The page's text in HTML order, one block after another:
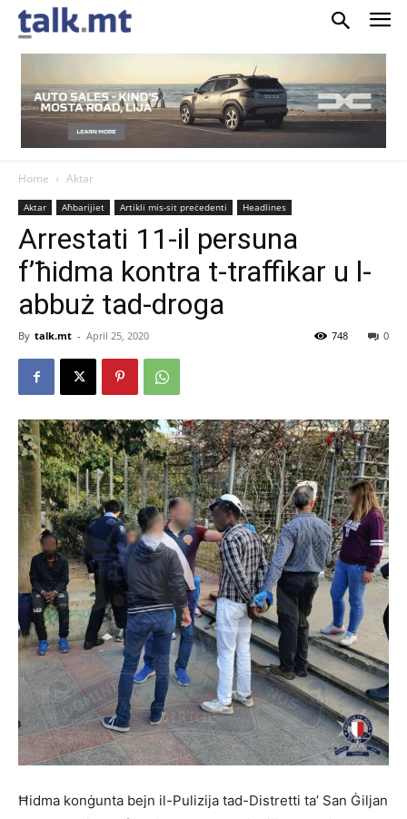
Home Aktar
Aktar Aħbarijiet Artikli mis-sit preċedenti Headlines
Arrestati 11-il persuna
f’ħidma kontra t-traffikar u l-
abbuż tad-droga
By talk.mt - April 25, 2020 0
748
Ħidma konġunta bejn il-Pulizija tad-Distretti ta’ San Ġiljan